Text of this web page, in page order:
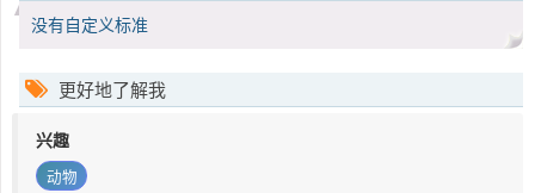
没有自定义标准
更好地了解我
兴趣
动物